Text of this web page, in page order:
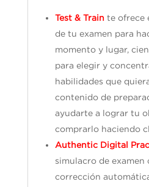
Test & Train te ofrece
de tu examen para
momento y lugar,
para elegir y
habilidades que
contenido de
ayudarte a lograr tu
comprarlo haciendo
Authentic Digital
simulacro de examen
corrección